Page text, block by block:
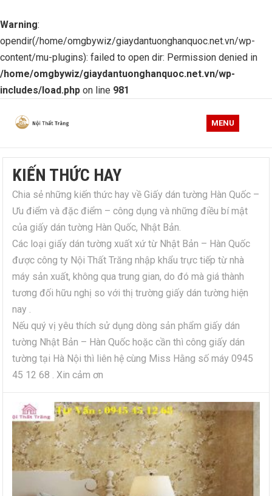
Warning:
opendir(/home/omgbywiz/giaydantuonghanquoc.net.vn/wp-
content/mu-plugins): failed to open dir: Permission denied in
/home/omgbywiz/giaydantuonghanquoc.net.vn/wp-
includes/load.php on line 981
MENU
KIẾN THỨC HAY
Chia sẻ những kiến thức hay về Giấy dán tường Hàn Quốc –
Ưu điểm và đặc điểm – công dụng và những điều bí mật
của giấy dán tường Hàn Quốc, Nhật Bản.
Các loại giấy dán tường xuất xứ từ Nhật Bản – Hàn Quốc
được công ty Nội Thất Trăng nhập khẩu trực tiếp từ nhà
máy sản xuất, không qua trung gian, do đó mà giá thành
tương đối hữu nghị so với thị trường giấy dán tường hiện
nay .
Nếu quý vị yêu thích sử dụng dòng sản phẩm giấy dán
tường Nhật Bản – Hàn Quốc hoặc cần thì công giấy dán
tường tại Hà Nội thì liên hệ cùng Miss Hằng số máy 0945
45 12 68 . Xin cảm ơn